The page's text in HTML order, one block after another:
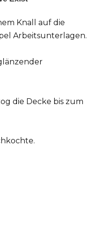
Knall auf die
Arbeitsunterlagen.
die Decke bis zum